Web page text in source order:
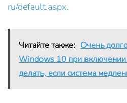
ru/default.aspx.
Читайте также: Очень
Windows 10 при включении
делать, если система